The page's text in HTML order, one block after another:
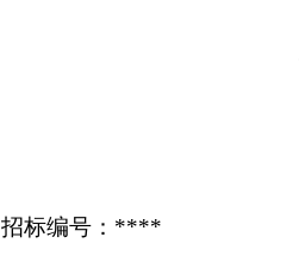
招标编号：****